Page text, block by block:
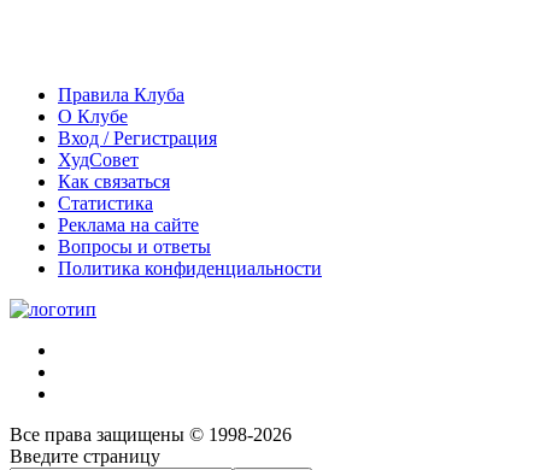
Правила Клуба
О Клубе
Вход / Регистрация
ХудСовет
Как связаться
Статистика
Реклама на сайте
Вопросы и ответы
Политика конфиденциальности
Все права защищены © 1998-2026
Введите страницу